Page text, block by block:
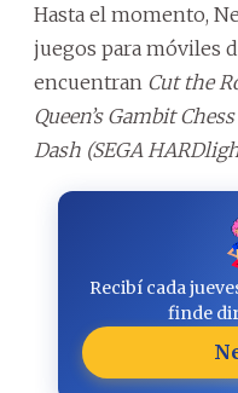
Hasta el momento,
juegos para móviles
encuentran Cut the
Queen’s Gambit
Dash (SEGA
Recibí cada
finde